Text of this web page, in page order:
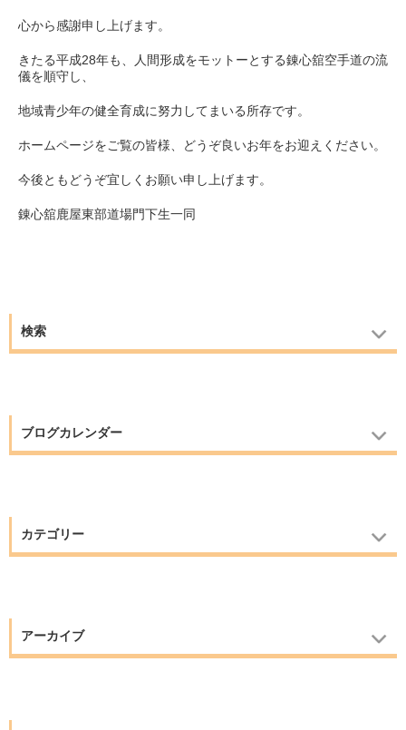
心から感謝申し上げます。
きたる平成28年も、人間形成をモットーとする錬心舘空手道の流
儀を順守し、
地域青少年の健全育成に努力してまいる所存です。
ホームページをご覧の皆様、どうぞ良いお年をお迎えください。
今後ともどうぞ宜しくお願い申し上げます。
錬心舘鹿屋東部道場門下生一同
検索
ブログカレンダー
カテゴリー
アーカイブ